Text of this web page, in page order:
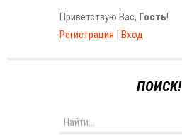
Приветствую Вас, Гость!
Регистрация | Вход
ПОИСК!